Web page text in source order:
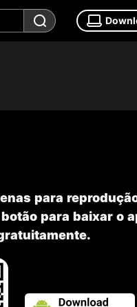
para reprodução
para baixar o